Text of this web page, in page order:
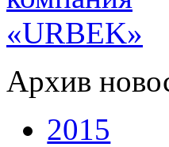
Архив
2015